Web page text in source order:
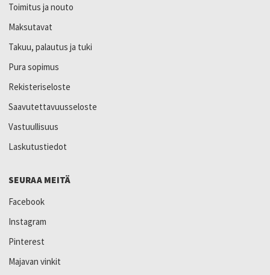
Toimitus ja nouto
Maksutavat
Takuu, palautus ja tuki
Pura sopimus
Rekisteriseloste
Saavutettavuusseloste
Vastuullisuus
Laskutustiedot
SEURAA MEITÄ
Facebook
Instagram
Pinterest
Majavan vinkit